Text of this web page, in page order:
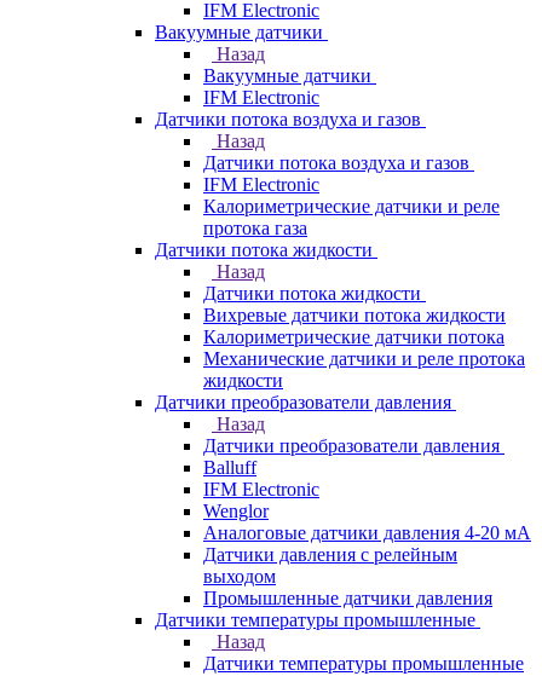
IFM Electronic
Вакуумные датчики
Назад
Вакуумные датчики
IFM Electronic
Датчики потока воздуха и газов
Назад
Датчики потока воздуха и газов
IFM Electronic
Калориметрические датчики и реле
протока газа
Датчики потока жидкости
Назад
Датчики потока жидкости
Вихревые датчики потока жидкости
Калориметрические датчики потока
Механические датчики и реле протока
жидкости
Датчики преобразователи давления
Назад
Датчики преобразователи давления
Balluff
IFM Electronic
Wenglor
Аналоговые датчики давления 4-20 мА
Датчики давления с релейным
выходом
Промышленные датчики давления
Датчики температуры промышленные
Назад
Датчики температуры промышленные